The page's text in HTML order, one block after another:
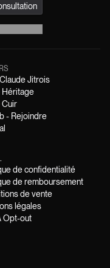
Jitrois
Héritage
Cuir
- Rejoindre
de confidentialité
de remboursement
de vente
légales
Opt-out